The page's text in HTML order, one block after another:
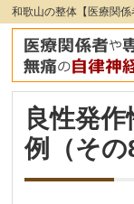
和歌山の整体【医療関
良性発
例（その